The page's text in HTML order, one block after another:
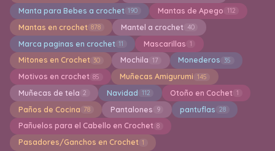
Manta para Bebes a crochet 190 Mantas de Apego 112
Mantas en crochet 878 Mantel a crochet 40
Marca paginas en crochet 11 Mascarillas 1
Mitones en Crochet 30 Mochila 17 Monederos 35
Motivos en crochet 85 Muñecas Amigurumi 145
Muñecas de tela 2 Navidad 112 Otoño en Cochet 1
Paños de Cocina 78 Pantalones 9 pantuflas 28
Pañuelos para el Cabello en Crochet 8
Pasadores/Ganchos en Crochet 1